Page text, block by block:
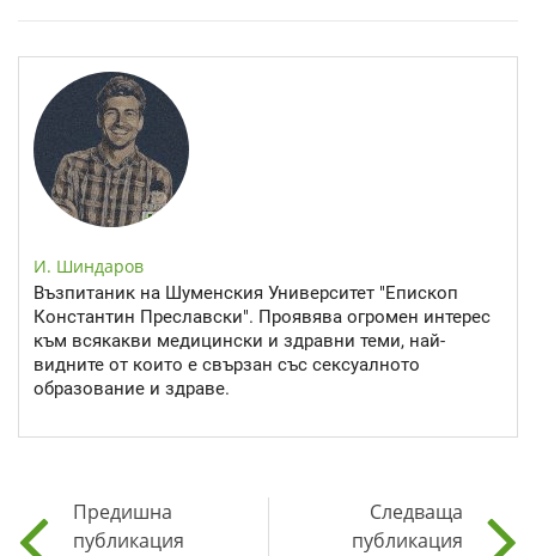
И. Шиндаров
Възпитаник на Шуменския Университет "Епископ
Константин Преславски". Проявява огромен интерес
към всякакви медицински и здравни теми, най-
видните от които е свързан със сексуалното
образование и здраве.
Предишна
публикация
Следваща
публикация